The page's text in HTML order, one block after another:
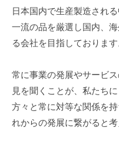
シ
ッ
プ
福
岡
2
日本国内で生産製造され
一流の品を厳選し国内、
る会社を目指しております
常に事業の発展やサービ
見を聞くことが、私たち
方々と常に対等な関係を
れからの発展に繋がると考